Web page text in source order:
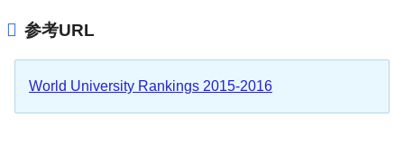
参考URL
World University Rankings 2015-2016